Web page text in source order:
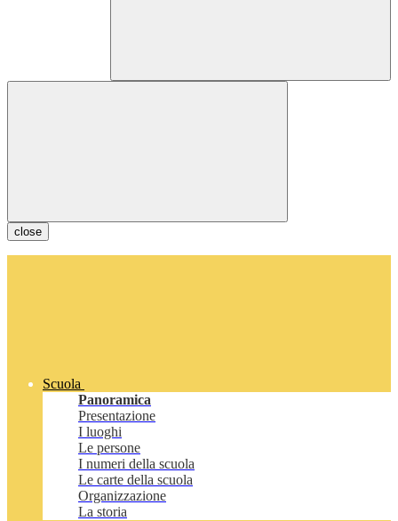
close
Scuola
Panoramica
Presentazione
I luoghi
Le persone
I numeri della scuola
Le carte della scuola
Organizzazione
La storia